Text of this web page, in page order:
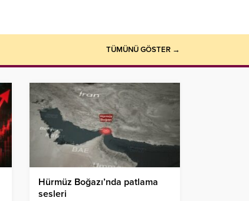
TÜMÜNÜ GÖSTER →
Hürmüz Boğazı’nda patlama
sesleri